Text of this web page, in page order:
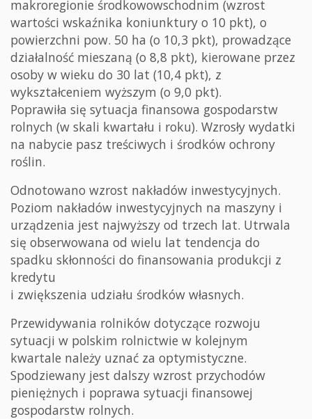
makroregionie środkowowschodnim (wzrost
wartości wskaźnika koniunktury o 10 pkt), o
powierzchni pow. 50 ha (o 10,3 pkt), prowadzące
działalność mieszaną (o 8,8 pkt), kierowane przez
osoby w wieku do 30 lat (10,4 pkt), z
wykształceniem wyższym (o 9,0 pkt).
Poprawiła się sytuacja finansowa gospodarstw
rolnych (w skali kwartału i roku). Wzrosły wydatki
na nabycie pasz treściwych i środków ochrony
roślin.
Odnotowano wzrost nakładów inwestycyjnych.
Poziom nakładów inwestycyjnych na maszyny i
urządzenia jest najwyższy od trzech lat. Utrwala
się obserwowana od wielu lat tendencja do
spadku skłonności do finansowania produkcji z
kredytu
i zwiększenia udziału środków własnych.
Przewidywania rolników dotyczące rozwoju
sytuacji w polskim rolnictwie w kolejnym
kwartale należy uznać za optymistyczne.
Spodziewany jest dalszy wzrost przychodów
pieniężnych i poprawa sytuacji finansowej
gospodarstw rolnych.